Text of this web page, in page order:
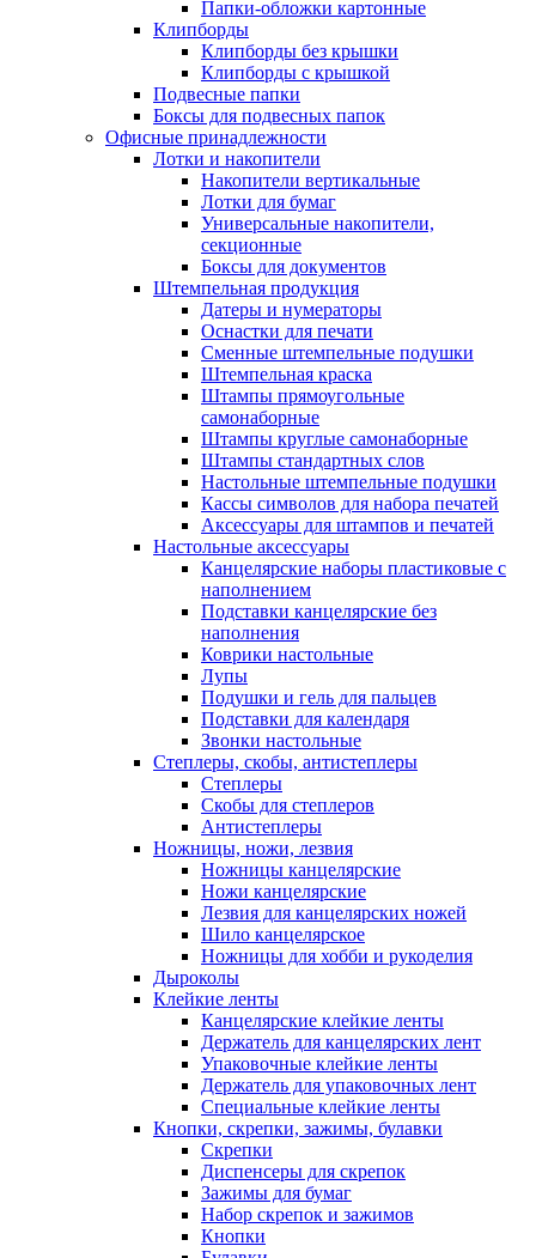
Папки-обложки картонные
Клипборды
Клипборды без крышки
Клипборды с крышкой
Подвесные папки
Боксы для подвесных папок
Офисные принадлежности
Лотки и накопители
Накопители вертикальные
Лотки для бумаг
Универсальные накопители,
секционные
Боксы для документов
Штемпельная продукция
Датеры и нумераторы
Оснастки для печати
Сменные штемпельные подушки
Штемпельная краска
Штампы прямоугольные
самонаборные
Штампы круглые самонаборные
Штампы стандартных слов
Настольные штемпельные подушки
Кассы символов для набора печатей
Аксессуары для штампов и печатей
Настольные аксессуары
Канцелярские наборы пластиковые с
наполнением
Подставки канцелярские без
наполнения
Коврики настольные
Лупы
Подушки и гель для пальцев
Подставки для календаря
Звонки настольные
Степлеры, скобы, антистеплеры
Степлеры
Скобы для степлеров
Антистеплеры
Ножницы, ножи, лезвия
Ножницы канцелярские
Ножи канцелярские
Лезвия для канцелярских ножей
Шило канцелярское
Ножницы для хобби и рукоделия
Дыроколы
Клейкие ленты
Канцелярские клейкие ленты
Держатель для канцелярских лент
Упаковочные клейкие ленты
Держатель для упаковочных лент
Специальные клейкие ленты
Кнопки, скрепки, зажимы, булавки
Скрепки
Диспенсеры для скрепок
Зажимы для бумаг
Набор скрепок и зажимов
Кнопки